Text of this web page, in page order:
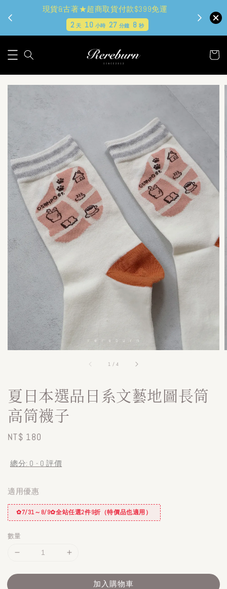
現貨&古著★超商取貨付款$399免運
2天 10 小時 27 分鐘 7秒
1 /4
夏日本選品日系文藝地圖長筒
高筒襪子
Regular
NT$ 180
總分: 0 - 0 評價
適用優惠
✿7/31～8/9✿全站任選2件9折（特價品也適用）
數量
加入購物車